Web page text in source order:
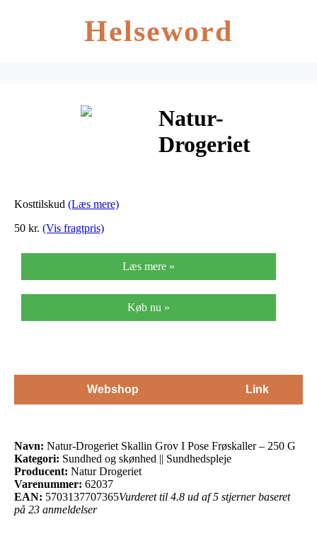
Helseword
Natur-
Drogeriet
250 G
Kosttilskud (Læs mere)
50 kr. (Vis fragtpris)
Læs mere »
Køb nu »
Webshop Link
Navn: Natur-Drogeriet Skallin Grov I Pose Frøskaller – 250 G
Kategori: Sundhed og skønhed || Sundhedspleje
Producent: Natur Drogeriet
Varenummer: 62037
EAN: 5703137707365Vurderet til 4.8 ud af 5 stjerner baseret
på 23 anmeldelser